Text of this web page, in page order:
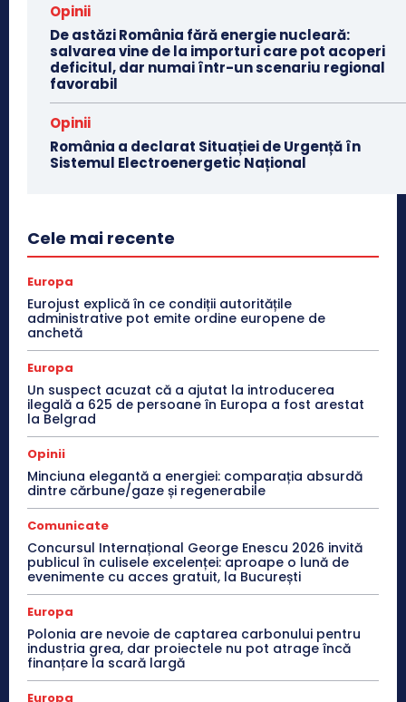
Opinii
De astăzi România fără energie nucleară:
salvarea vine de la importuri care pot acoperi
deficitul, dar numai într-un scenariu regional
favorabil
Opinii
România a declarat Situației de Urgență în
Sistemul Electroenergetic Național
Cele mai recente
Europa
Eurojust explică în ce condiții autoritățile
administrative pot emite ordine europene de
anchetă
Europa
Un suspect acuzat că a ajutat la introducerea
ilegală a 625 de persoane în Europa a fost arestat
la Belgrad
Opinii
Minciuna elegantă a energiei: comparația absurdă
dintre cărbune/gaze și regenerabile
Comunicate
Concursul Internațional George Enescu 2026 invită
publicul în culisele excelenței: aproape o lună de
evenimente cu acces gratuit, la București
Europa
Polonia are nevoie de captarea carbonului pentru
industria grea, dar proiectele nu pot atrage încă
finanțare la scară largă
Europa